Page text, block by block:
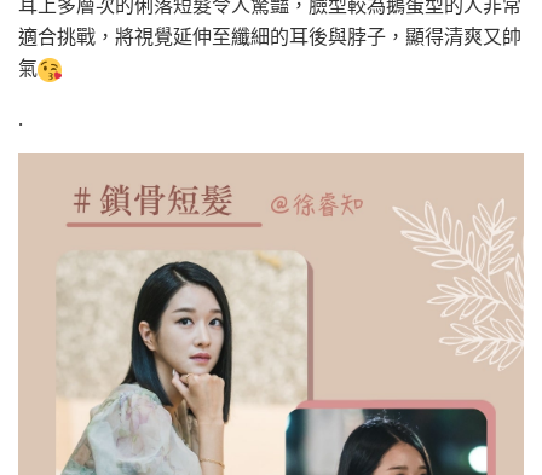
適合挑戰，將視覺延伸至纖細的耳後與脖子，顯得清爽又帥
氣
.